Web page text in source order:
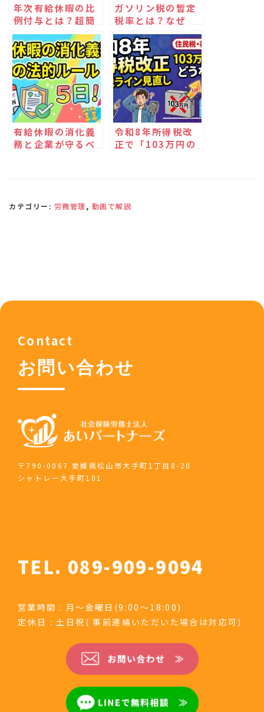
年次有給休暇の比
例付与とは？超簡
単に仕組みと計算
式を徹底解説！
ガソリン税の暫定
税率とは？なぜ
「暫定」なのに続
くのか、二重課税
の論点を解説
有給休暇の消化義
務と企業が守るべ
令和8年所得税改
正で「103万円の
カテゴリー: 労務管理 , 動画で解説
Contact
お問い合わせ
〒790-0067 愛媛県松山市大手町1丁目8-20
シャトレー大手町101
TEL. 089-909-9094
営業時間 : 月～金曜日(9:00～18:00)
定休日 : 土日祝( 事前連絡いただいた場合は対応可)